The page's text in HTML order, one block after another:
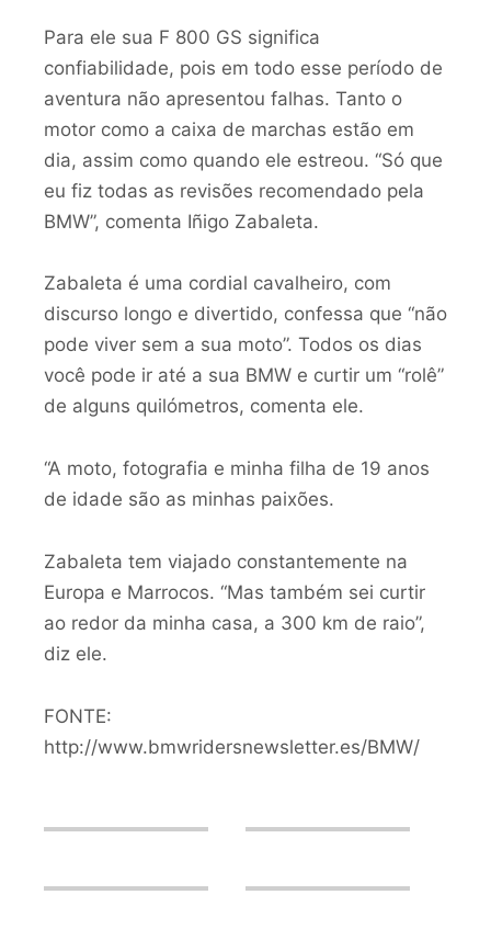
Para ele sua F 800 GS significa
confiabilidade, pois em todo esse período de
aventura não apresentou falhas. Tanto o
motor como a caixa de marchas estão em
dia, assim como quando ele estreou. “Só que
eu fiz todas as revisões recomendado pela
BMW”, comenta Iñigo Zabaleta.
Zabaleta é uma cordial cavalheiro, com
discurso longo e divertido, confessa que “não
pode viver sem a sua moto”. Todos os dias
você pode ir até a sua BMW e curtir um “rolê”
de alguns quilómetros, comenta ele.
“A moto, fotografia e minha filha de 19 anos
de idade são as minhas paixões.
Zabaleta tem viajado constantemente na
Europa e Marrocos. “Mas também sei curtir
ao redor da minha casa, a 300 km de raio”,
diz ele.
FONTE:
http://www.bmwridersnewsletter.es/BMW/